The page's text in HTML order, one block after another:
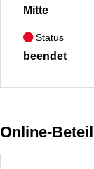
Mitte
Status
beendet
Online-